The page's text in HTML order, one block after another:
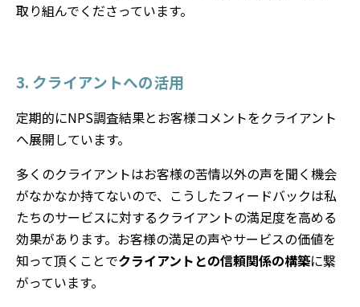
取り組んでくださっています。
3. クライアントへの活用
定期的にNPS調査結果とお客様コメントをクライアント
へ展開しています。
多くのクライアントはお客様の苦情以外の声を聞く機会
がなかなか持てないので、こうしたフィードバックは私
たちのサービスに対するクライアントの満足度を高める
効果があります。お客様の満足の声やサービスの価値を
知って頂くことでクライアントとの信頼関係の構築に繋
がっています。